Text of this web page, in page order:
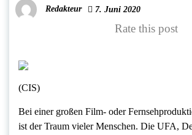
Redakteur 7. Juni 2020
Rate this post
(CIS)
Bei einer großen Film- oder
ist der Traum vieler Menschen. Die UFA,